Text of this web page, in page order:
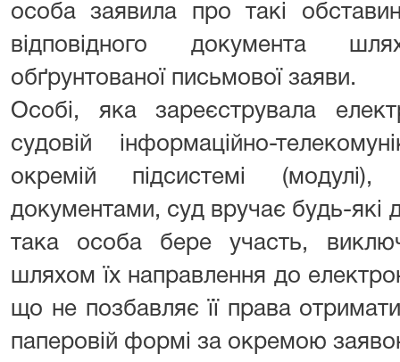
особа заявила про такі
відповідного документа
обґрунтованої письмової заяви.
Особі, яка зареєструвала
судовій інформаційно-
окремій підсистемі
документами, суд вручає будь-які
така особа бере участь,
шляхом їх направлення до
що не позбавляє її права
паперовій формі за окремою